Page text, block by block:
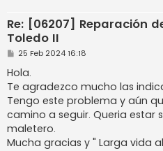
Re: [06207] Reparación
Toledo II
M
n
s
a
j
e
25 Feb 2024 16:18
Hola.
Te agradezco mucho las
Tengo este problema y aún
camino a seguir. Queria estar
maletero.
Mucha gracias y " Larga vida